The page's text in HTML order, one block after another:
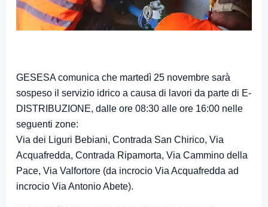
GESESA comunica che martedì 25 novembre sarà
sospeso il servizio idrico a causa di lavori da parte di E-
DISTRIBUZIONE, dalle ore 08:30 alle ore 16:00 nelle
seguenti zone:
Via dei Liguri Bebiani, Contrada San Chirico, Via
Acquafredda, Contrada Ripamorta, Via Cammino della
Pace, Via Valfortore (da incrocio Via Acquafredda ad
incrocio Via Antonio Abete).